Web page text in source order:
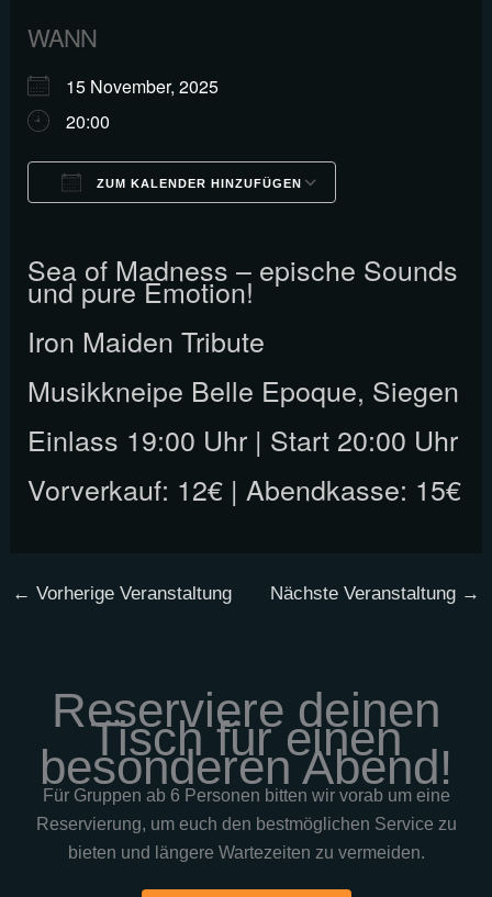
WANN
15 November, 2025
20:00
ZUM KALENDER HINZUFÜGEN
Sea of Madness – epische Sounds
und pure Emotion!
Iron Maiden Tribute
Musikkneipe Belle Epoque, Siegen
Einlass 19:00 Uhr | Start 20:00 Uhr
Vorverkauf: 12€ | Abendkasse: 15€
← Vorherige Veranstaltung Nächste Veranstaltung →
Reserviere deinen
Tisch für einen
besonderen Abend!
Für Gruppen ab 6 Personen bitten wir vorab um eine
Reservierung, um euch den bestmöglichen Service zu
bieten und längere Wartezeiten zu vermeiden.